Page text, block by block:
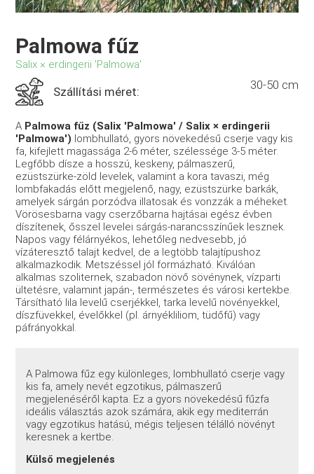
Palmowa fűz
Salix × erdingerii 'Palmowa'
Szállítási méret: 30-50 cm
A Palmowa fűz (Salix 'Palmowa' / Salix × erdingerii
'Palmowa') lombhullató, gyors növekedésű cserje vagy kis
fa, kifejlett magassága 2-6 méter, szélessége 3-5 méter.
Legfőbb dísze a hosszú, keskeny, pálmaszerű,
ezüstszürke-zöld levelek, valamint a kora tavaszi, még
lombfakadás előtt megjelenő, nagy, ezüstszürke barkák,
amelyek sárgán porzódva illatosak és vonzzák a méheket.
Vörösesbarna vagy cserzőbarna hajtásai egész évben
díszítenek, ősszel levelei sárgás-narancsszínűek lesznek.
Napos vagy félárnyékos, lehetőleg nedvesebb, jó
vízáteresztő talajt kedvel, de a legtöbb talajtípushoz
alkalmazkodik. Metszéssel jól formázható. Kiválóan
alkalmas szoliternek, szabadon növő sövénynek, vízparti
ültetésre, valamint japán-, természetes és városi kertekbe.
Társítható lila levelű cserjékkel, tarka levelű növényekkel,
díszfüvekkel, évelőkkel (pl. árnyékliliom, tüdőfű) vagy
páfrányokkal.
A Palmowa fűz egy különleges, lombhullató cserje vagy
kis fa, amely nevét egzotikus, pálmaszerű
megjelenéséről kapta. Ez a gyors növekedésű fűzfa
ideális választás azok számára, akik egy mediterrán
vagy egzotikus hatású, mégis teljesen télálló növényt
keresnek a kertbe.
Külső megjelenés